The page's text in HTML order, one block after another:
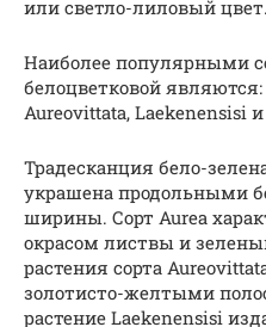
или светло-лиловый цвет.
Наиболее популярными
белоцветковой являются:
Aureovittata, Laekenensisi
Традесканция бело-
украшена продольными
ширины. Сорт Aurea
окрасом листвы и
растения сорта
золотисто-желтыми
растение Laekenensisi